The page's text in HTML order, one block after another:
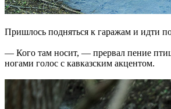
Пришлось подняться к гаражам и идти
— Кого там носит, — прервал пение
ногами голос с кавказским акцентом.